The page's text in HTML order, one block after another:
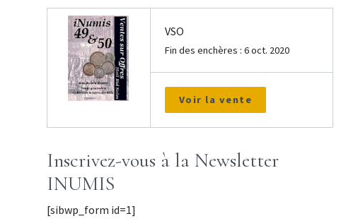
VSO
Fin des enchères : 6 oct. 2020
Voir la vente
Inscrivez-vous à la Newsletter
INUMIS
[sibwp_form id=1]